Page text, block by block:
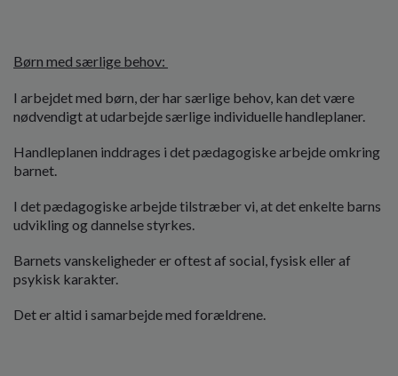
Børn med særlige behov:
I arbejdet med børn, der har særlige behov, kan det være
nødvendigt at udarbejde særlige individuelle handleplaner.
Handleplanen inddrages i det pædagogiske arbejde omkring
barnet.
I det pædagogiske arbejde tilstræber vi, at det enkelte barns
udvikling og dannelse styrkes.
Barnets vanskeligheder er oftest af social, fysisk eller af
psykisk karakter.
Det er altid i samarbejde med forældrene.